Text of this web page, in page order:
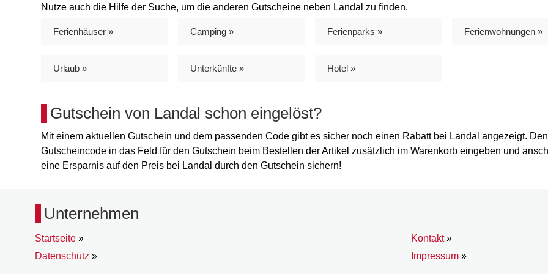
Nutze auch die Hilfe der Suche, um die anderen Gutscheine neben Landal zu finden.
Ferienhäuser » Camping » Ferienparks » Ferienwohnungen »
Urlaub » Unterkünfte » Hotel »
Gutschein von Landal schon eingelöst?
Mit einem aktuellen Gutschein und dem passenden Code gibt es sicher noch einen Rabatt bei Landal angezeigt. Den
Gutscheincode in das Feld für den Gutschein beim Bestellen der Artikel zusätzlich im Warenkorb eingeben und
eine Ersparnis auf den Preis bei Landal durch den Gutschein sichern!
Unternehmen
Startseite » Kontakt»
Datenschutz » Impressum »